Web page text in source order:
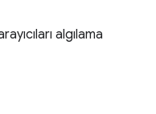
algılama